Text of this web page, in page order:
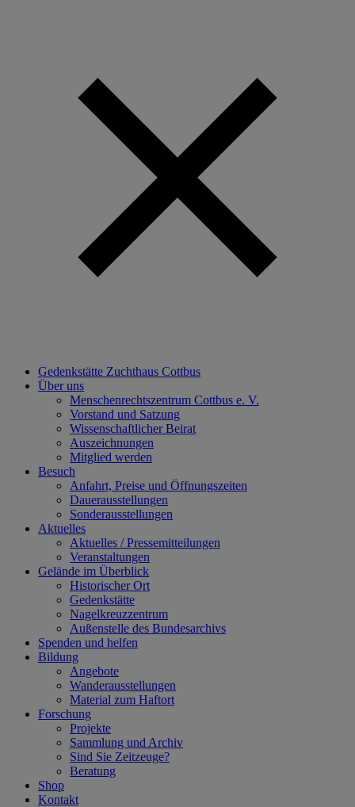
Gedenkstätte Zuchthaus Cottbus
Über uns
Menschenrechtszentrum Cottbus e. V.
Vorstand und Satzung
Wissenschaftlicher Beirat
Auszeichnungen
Mitglied werden
Besuch
Anfahrt, Preise und Öffnungszeiten
Dauerausstellungen
Sonderausstellungen
Aktuelles
Aktuelles / Pressemitteilungen
Veranstaltungen
Gelände im Überblick
Historischer Ort
Gedenkstätte
Nagelkreuzzentrum
Außenstelle des Bundesarchivs
Spenden und helfen
Bildung
Angebote
Wanderausstellungen
Material zum Haftort
Forschung
Projekte
Sammlung und Archiv
Sind Sie Zeitzeuge?
Beratung
Shop
Kontakt